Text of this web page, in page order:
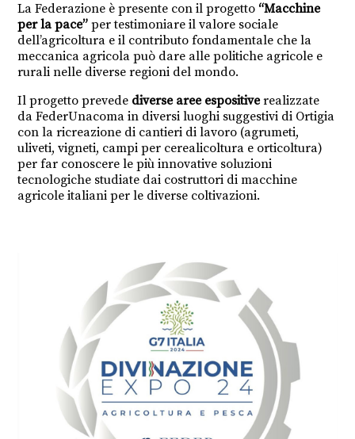
La Federazione è presente con il progetto “Macchine
per la pace” per testimoniare il valore sociale
dell’agricoltura e il contributo fondamentale che la
meccanica agricola può dare alle politiche agricole e
rurali nelle diverse regioni del mondo.
Il progetto prevede diverse aree espositiverealizzate
da FederUnacoma in diversi luoghi suggestivi di Ortigia
con la ricreazione di cantieri di lavoro (agrumeti,
uliveti, vigneti, campi per cerealicoltura e orticoltura)
per far conoscere le più innovative soluzioni
tecnologiche studiate dai costruttori di macchine
agricole italiani per le diverse coltivazioni.